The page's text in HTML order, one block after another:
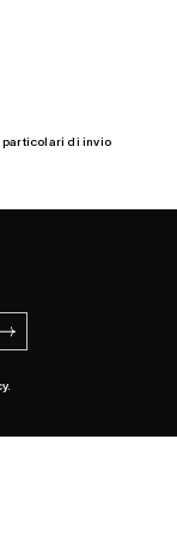
particolari di invio